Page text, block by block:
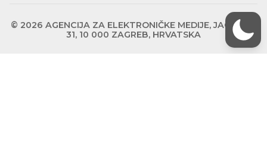
© 2026 AGENCIJA ZA ELEKTRONIČKE MEDIJE, JAGIĆEVA
31, 10 000 ZAGREB, HRVATSKA